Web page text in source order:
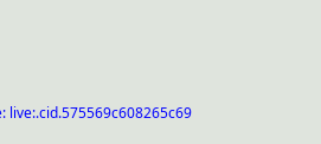
live:.cid.575569c608265c69